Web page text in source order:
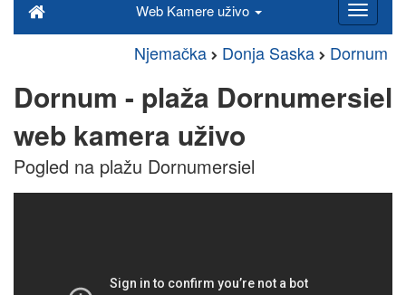
Web Kamere uživo
Njemačka Donja Saska Dornum
Dornum - plaža Dornumersiel
web kamera uživo
Pogled na plažu Dornumersiel